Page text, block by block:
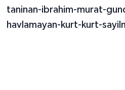
taninan-ibrahim-murat-
havlamayan-kurt-kurt-